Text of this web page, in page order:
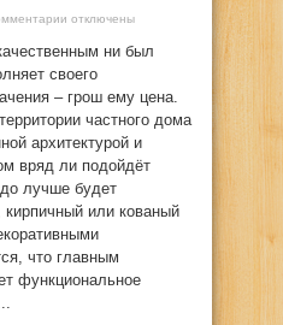
много
—
объект
один.
Как
выбрать
множества
вариантов?
отключены
ни был
своего
– грош ему цена.
частного дома
архитектурой и
вряд ли подойдёт
лучше будет
или кованый
что главным
функциональное